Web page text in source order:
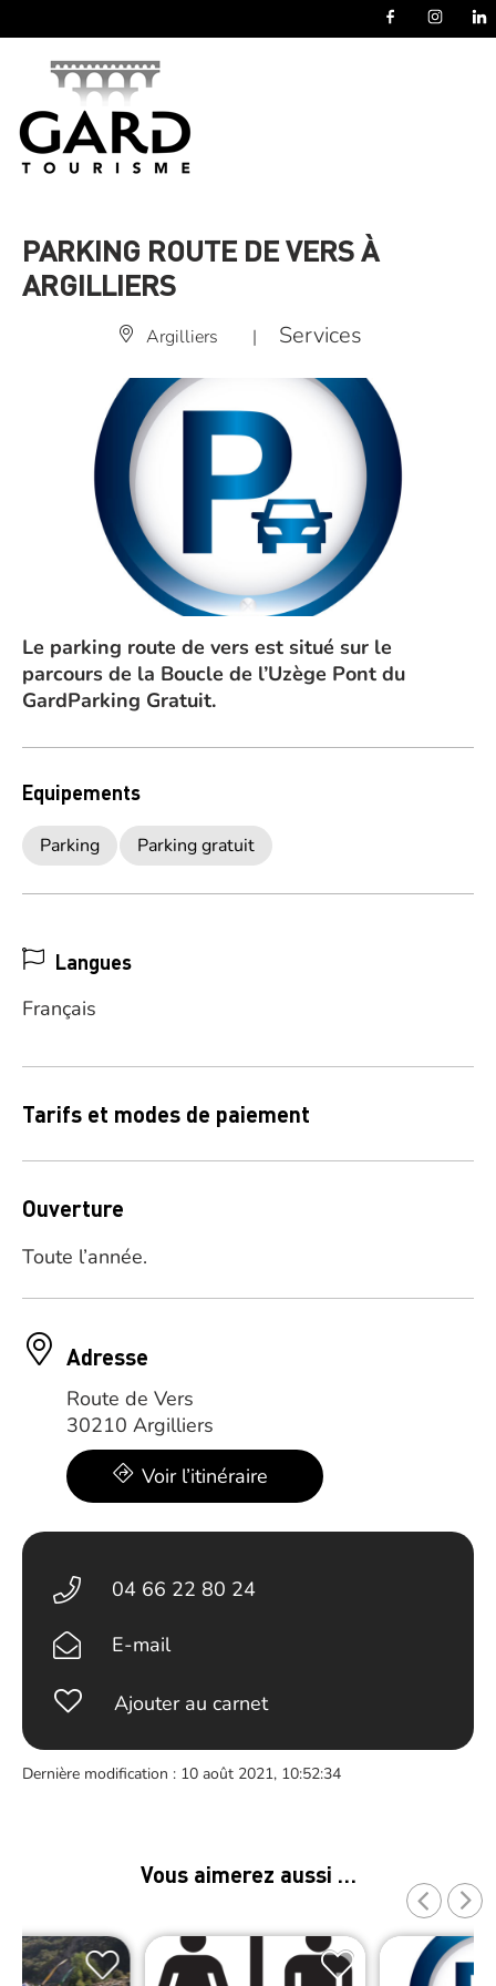
PARKING ROUTE DE VERS À
ARGILLIERS
Argilliers | Services
Le parking route de vers est situé sur le
parcours de la Boucle de l’Uzège Pont du
GardParking Gratuit.
Equipements
Parking Parking gratuit
Langues
Français
Tarifs et modes de paiement
Ouverture
Toute l’année.
Adresse
Route de Vers
30210 Argilliers
Voir l’itinéraire
04 66 22 80 24
E-mail
Ajouter au carnet
Dernière modification : 10 août 2021, 10:52:34
Vous aimerez aussi …